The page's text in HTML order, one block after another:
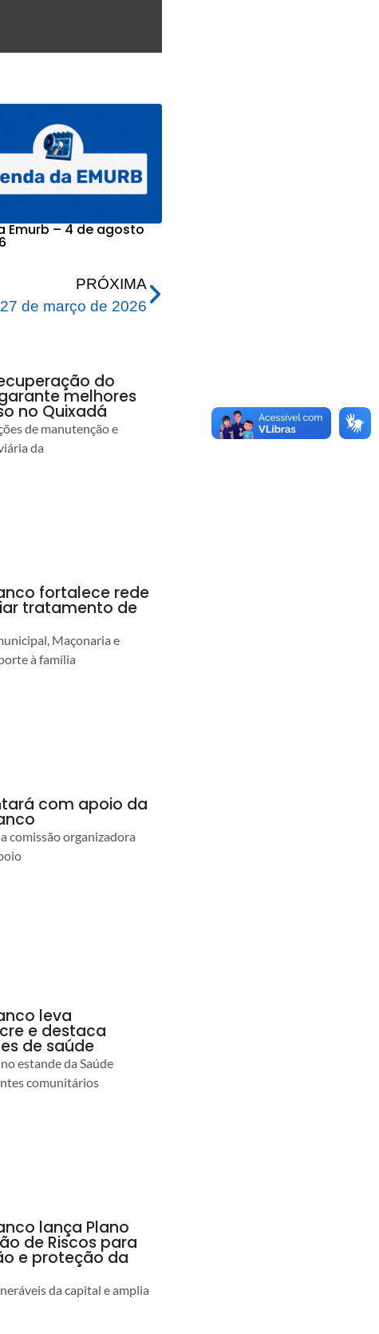
Emurb – 4 de agosto
PRÓXIMA
de março de 2026
do
melhores
no Quixadá
de manutenção e
da
fortalece rede
tratamento de
Maçonaria e
à família
com apoio da
comissão organizadora
leva
e destaca
de saúde
estande da Saúde
comunitários
lança Plano
de Riscos para
e proteção da
da capital e amplia